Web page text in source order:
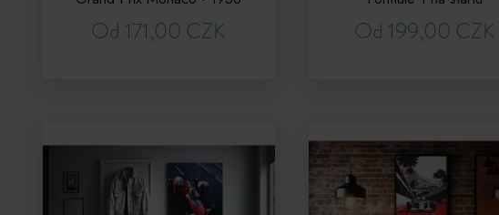
Od 171,00 CZK Od 199,00 CZK